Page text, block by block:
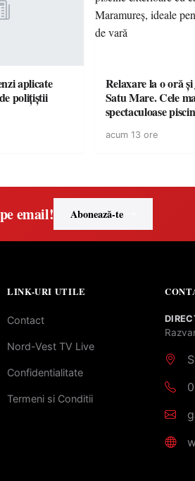
aplicate
polițiștii
Relaxare la o oră
Satu Mare. Cele
spectaculoase
pentru o escapadă
acum 13 ore
email! Abonează-te
LINK-URI UTILE
Contact
Nord-Vest TV Live
Confidentialitate
Termeni si Conditii